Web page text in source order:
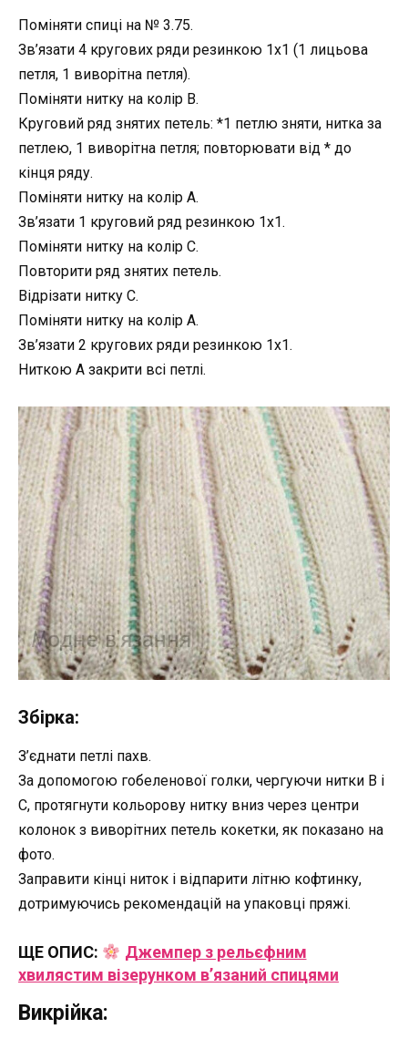
Поміняти спиці на № 3.75.
Зв’язати 4 кругових ряди резинкою 1х1 (1 лицьова
петля, 1 виворітна петля).
Поміняти нитку на колір В.
Круговий ряд знятих петель: *1 петлю зняти, нитка за
петлею, 1 виворітна петля; повторювати від * до
кінця ряду.
Поміняти нитку на колір А.
Зв’язати 1 круговий ряд резинкою 1х1.
Поміняти нитку на колір С.
Повторити ряд знятих петель.
Відрізати нитку С.
Поміняти нитку на колір А.
Зв’язати 2 кругових ряди резинкою 1х1.
Ниткою А закрити всі петлі.
Збірка:
З’єднати петлі пахв.
За допомогою гобеленової голки, чергуючи нитки В і
С, протягнути кольорову нитку вниз через центри
колонок з виворітних петель кокетки, як показано на
фото.
Заправити кінці ниток і відпарити літню кофтинку,
дотримуючись рекомендацій на упаковці пряжі.
ЩЕ ОПИС:
Джемпер з рельєфним
хвилястим візерунком в’язаний спицями
Викрійка: